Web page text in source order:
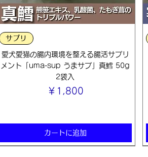
サプリ
愛犬愛猫の腸内環境を整える腸活サプリ
メント「uma-sup うまサプ」真鱈 50g
2袋入
価格
￥1,800
カートに追加